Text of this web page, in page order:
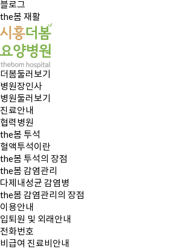
블로그
the봄 재활
더봄둘러보기
병원장인사
병원둘러보기
진료안내
협력병원
the봄 투석
혈액투석이란
the봄 투석의 장점
the봄 감염관리
다제내성균 감염병
the봄 감염관리의 장점
이용안내
입퇴원 및 외래안내
전화번호
비급여 진료비안내